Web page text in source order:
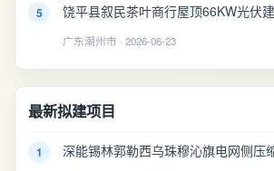
5 饶平县叙民茶叶商行屋顶66KW光伏
广东潮州市 · 2026-06-23
最新拟建项目
1 深能锡林郭勒西乌珠穆沁旗电网侧压